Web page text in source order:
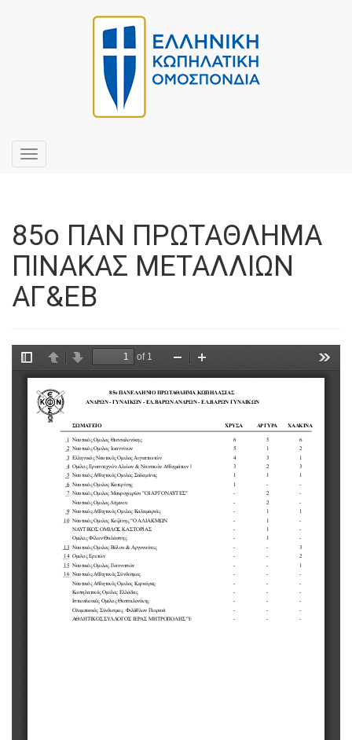
Toggle
navigation
85ο ΠΑΝ ΠΡΩΤΑΘΛΗΜΑ
ΠΙΝΑΚΑΣ ΜΕΤΑΛΛΙΩΝ
ΑΓ&ΕΒ